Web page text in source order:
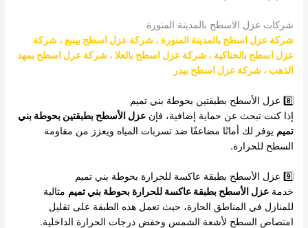
شركات عزل الاسطح بالمدينة المنورة
شركة عزل اسطح بالمدينة المنورة ،شركة عزل اسطح بينبع ،شركة
عزل اسطح بالحناكية ،شركة عزل اسطح بالعلا ،شركة عزل اسطح بمهد
الذهب ،شركة عزل اسطح ببدر
8️⃣ عزل الأسطح بطبقتين بحوطة بني تميم
إذا كنت تبحث عن حماية إضافية، فإنعزل الأسطح بطبقتين بحوطة بني
تميم يوفر لك أمانًا مضاعفًا ضد تسربات المياه ويعزز من مقاومة
السطح للحرارة.
9️⃣ عزل الأسطح بطبقة عاكسة للحرارة بحوطة بني تميم
خدمةعزل الأسطح بطبقة عاكسة للحرارة بحوطة بني تميم مثالية
للمنازل في المناطق الحارة، حيث تعمل هذه الطبقة على تقليل
امتصاص السطح لأشعة الشمس وخفض درجات الحرارة الداخلية.